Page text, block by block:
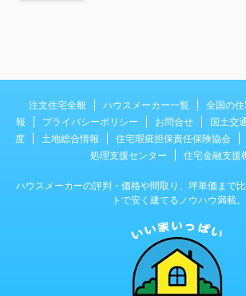
注文住宅全般 ハウスメーカー一覧 全国の
報
プライバシーポリシー お問合せ 国土交
度
土地総合情報 住宅瑕疵担保責任保険協会
処理支援センター
住宅金融支援
ハウスメーカーの評判・価格や間取り、坪単価まで
トで安く建てるノウハウ満載。